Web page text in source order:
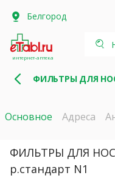
Белгород
интернет-аптека
ФИЛЬТРЫ ДЛЯ
Основное Адреса
ФИЛЬТРЫ ДЛЯ
р.стандарт N1